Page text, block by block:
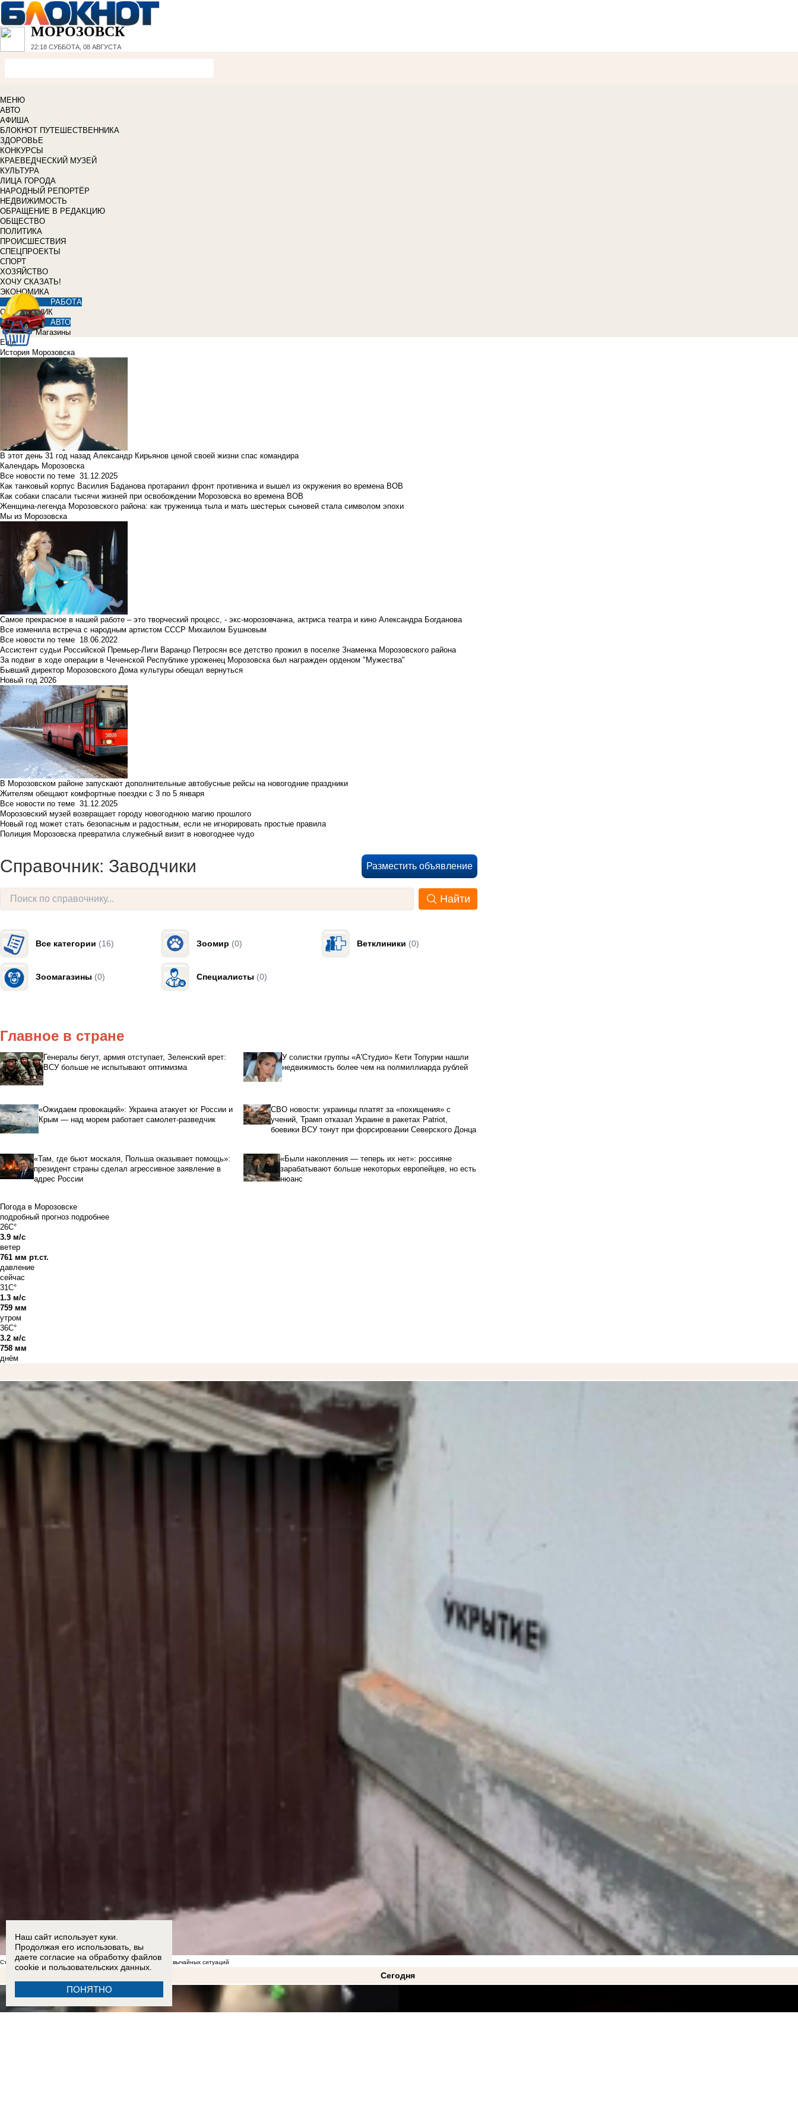
МОРОЗОВСК
22:18 СУББОТА, 08 АВГУСТА
МЕНЮ
АВТО
АФИША
БЛОКНОТ ПУТЕШЕСТВЕННИКА
ЗДОРОВЬЕ
КОНКУРСЫ
КРАЕВЕДЧЕСКИЙ МУЗЕЙ
КУЛЬТУРА
ЛИЦА ГОРОДА
НАРОДНЫЙ РЕПОРТЁР
НЕДВИЖИМОСТЬ
ОБРАЩЕНИЕ В РЕДАКЦИЮ
ОБЩЕСТВО
ПОЛИТИКА
ПРОИСШЕСТВИЯ
СПЕЦПРОЕКТЫ
СПОРТ
ХОЗЯЙСТВО
ХОЧУ СКАЗАТЬ!
ЭКОНОМИКА
РАБОТА
СПРАВОЧНИК
АВТО
Магазины
Еще
История Морозовска
В этот день 31 год назад Александр Кирьянов ценой своей жизни спас командира
Календарь Морозовска
Все новости по теме 31.12.2025
Как танковый корпус Василия Баданова протаранил фронт противника и вышел из окружения во времена ВОВ
Как собаки спасали тысячи жизней при освобождении Морозовска во времена ВОВ
Женщина-легенда Морозовского района: как труженица тыла и мать шестерых сыновей стала символом эпохи
Мы из Морозовска
Самое прекрасное в нашей работе – это творческий процесс, - экс-морозовчанка, актриса театра и кино Александра Богданова
Все изменила встреча с народным артистом СССР Михаилом Бушновым
Все новости по теме 18.06.2022
Ассистент судьи Российской Премьер-Лиги Варанцо Петросян все детство прожил в поселке Знаменка Морозовского района
За подвиг в ходе операции в Чеченской Республике уроженец Морозовска был награжден орденом "Мужества"
Бывший директор Морозовского Дома культуры обещал вернуться
Новый год 2026
В Морозовском районе запускают дополнительные автобусные рейсы на новогодние праздники
Жителям обещают комфортные поездки с 3 по 5 января
Все новости по теме 31.12.2025
Морозовский музей возвращает городу новогоднюю магию прошлого
Новый год может стать безопасным и радостным, если не игнорировать простые правила
Полиция Морозовска превратила служебный визит в новогоднее чудо
Справочник: Заводчики Разместить объявление
Найти
Все категории (16) Зоомир (0) Ветклиники (0)
Зоомагазины (0) Специалисты (0)
Главное в стране
Генералы бегут, армия отступает, Зеленский врет:
ВСУ больше не испытывают оптимизма
У солистки группы «А'Студио» Кети Топурии нашли
недвижимость более чем на полмиллиарда рублей
«Ожидаем провокаций»: Украина атакует юг России и
Крым — над морем работает самолет-разведчик
СВО новости: украинцы платят за «похищения» с
учений, Трамп отказал Украине в ракетах Patriot,
боевики ВСУ тонут при форсировании Северского Донца
«Там, где бьют москаля, Польша оказывает помощь»:
президент страны сделал агрессивное заявление в
адрес России
«Были накопления — теперь их нет»: россияне
зарабатывают больше некоторых европейцев, но есть
нюанс
Погода в Морозовске
подробный прогноз подробнее
26C°
3.9 м/с
ветер
761 мм рт.ст.
давление
сейчас
31C°
1.3 м/с
759 мм
утром
36C°
3.2 м/с
758 мм
днём
Стал известен список укрытий в Морозовске на случай чрезвычайных ситуаций
Сегодня
Наш сайт использует куки.
Продолжая его использовать, вы
даете согласие на обработку файлов
cookie и пользовательских данных.
ПОНЯТНО